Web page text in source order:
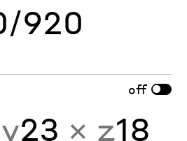
920
off
23 × z18